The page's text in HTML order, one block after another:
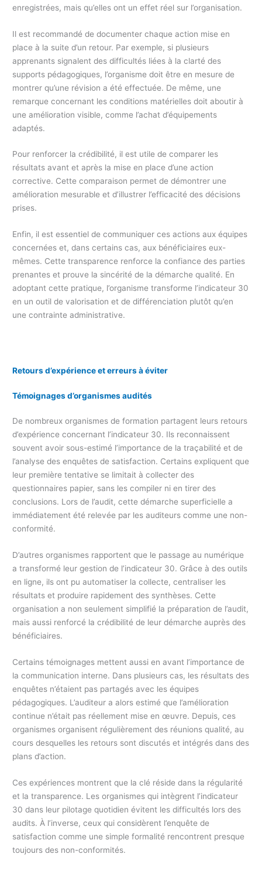
enregistrées, mais qu’elles ont un effet réel sur l’organisation.
Il est recommandé de documenter chaque action mise en
place à la suite d’un retour. Par exemple, si plusieurs
apprenants signalent des difficultés liées à la clarté des
supports pédagogiques, l’organisme doit être en mesure de
montrer qu’une révision a été effectuée. De même, une
remarque concernant les conditions matérielles doit aboutir à
une amélioration visible, comme l’achat d’équipements
adaptés.
Pour renforcer la crédibilité, il est utile de comparer les
résultats avant et après la mise en place d’une action
corrective. Cette comparaison permet de démontrer une
amélioration mesurable et d’illustrer l’efficacité des décisions
prises.
Enfin, il est essentiel de communiquer ces actions aux équipes
concernées et, dans certains cas, aux bénéficiaires eux-
mêmes. Cette transparence renforce la confiance des parties
prenantes et prouve la sincérité de la démarche qualité. En
adoptant cette pratique, l’organisme transforme l’indicateur 30
en un outil de valorisation et de différenciation plutôt qu’en
une contrainte administrative.
Retours d’expérience et erreurs à éviter
Témoignages d’organismes audités
De nombreux organismes de formation partagent leurs retours
d’expérience concernant l’indicateur 30. Ils reconnaissent
souvent avoir sous-estimé l’importance de la traçabilité et de
l’analyse des enquêtes de satisfaction. Certains expliquent que
leur première tentative se limitait à collecter des
questionnaires papier, sans les compiler ni en tirer des
conclusions. Lors de l’audit, cette démarche superficielle a
immédiatement été relevée par les auditeurs comme une non-
conformité.
D’autres organismes rapportent que le passage au numérique
a transformé leur gestion de l’indicateur 30. Grâce à des outils
en ligne, ils ont pu automatiser la collecte, centraliser les
résultats et produire rapidement des synthèses. Cette
organisation a non seulement simplifié la préparation de l’audit,
mais aussi renforcé la crédibilité de leur démarche auprès des
bénéficiaires.
Certains témoignages mettent aussi en avant l’importance de
la communication interne. Dans plusieurs cas, les résultats des
enquêtes n’étaient pas partagés avec les équipes
pédagogiques. L’auditeur a alors estimé que l’amélioration
continue n’était pas réellement mise en œuvre. Depuis, ces
organismes organisent régulièrement des réunions qualité, au
cours desquelles les retours sont discutés et intégrés dans des
plans d’action.
Ces expériences montrent que la clé réside dans la régularité
et la transparence. Les organismes qui intègrent l’indicateur
30 dans leur pilotage quotidien évitent les difficultés lors des
audits. À l’inverse, ceux qui considèrent l’enquête de
satisfaction comme une simple formalité rencontrent presque
toujours des non-conformités.